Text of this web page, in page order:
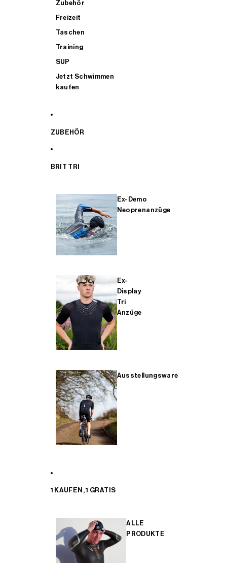
Zubehör
Freizeit
Taschen
Training
SUP
Jetzt Schwimmen
kaufen
ZUBEHÖR
BRIT TRI
Ex-Demo
Neoprenanzüge
Ex-
Display
Tri
Anzüge
Ausstellungsware
1 KAUFEN, 1 GRATIS
ALLE
PRODUKTE